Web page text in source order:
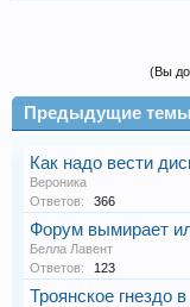
(Вы
Предыдущие темы
Как надо вести
Веpоника
Ответов:
366
Форум вымирает
Белла Лавент
Ответов:
123
Троянское гнездо